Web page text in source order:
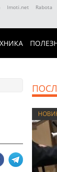
Imoti.net Rabota